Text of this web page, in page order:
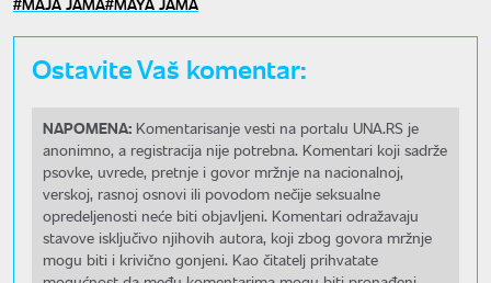
Ostavite Vaš komentar:
NAPOMENA: Komentarisanje vesti na portalu UNA.RS je
anonimno, a registracija nije potrebna. Komentari koji sadrže
psovke, uvrede, pretnje i govor mržnje na nacionalnoj,
verskoj, rasnoj osnovi ili povodom nečije seksualne
opredeljenosti neće biti objavljeni. Komentari odražavaju
stavove isključivo njihovih autora, koji zbog govora mržnje
mogu biti i krivično gonjeni. Kao čitatelj prihvatate